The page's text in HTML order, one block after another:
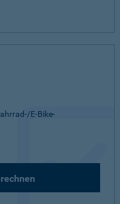
E-Bike-